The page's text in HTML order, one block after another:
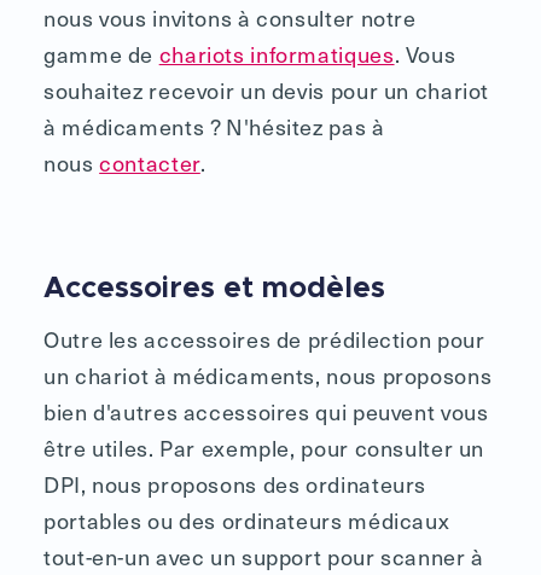
nous vous invitons à consulter notre
gamme de chariots informatiques. Vous
souhaitez recevoir un devis pour un chariot
à médicaments ? N'hésitez pas à
nouscontacter.
Accessoires et modèles
Outre les accessoires de prédilection pour
un chariot à médicaments, nous proposons
bien d'autres accessoires qui peuvent vous
être utiles. Par exemple, pour consulter un
DPI, nous proposons des ordinateurs
portables ou des ordinateurs médicaux
tout-en-un avec un support pour scanner à